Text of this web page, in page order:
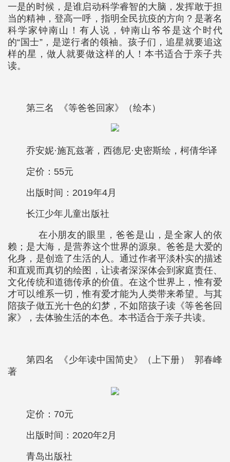
一是的时候，是谁启动科学睿智的大脑，发挥敢于担
当的精神，登高一呼，指明全民抗疫的方向？是著名
科学家钟南山！有人说，钟南山爷爷是这个时代
的“国士”，是逆行者的领袖。孩子们，追星就要追这
样的星，做人就要做这样的人！本书适合于亲子共
读。
第三名 《等爸爸回家》（绘本）
乔安妮·施瓦兹著，西德尼·史密斯绘，柯倩华译
定价：55元
出版时间：2019年4月
长江少年儿童出版社
在小朋友的眼里，爸爸是山，是全家人的依
赖；是大海，是营养这个世界的源泉。爸爸是大爱的
化身，是创造了生活的人。通过作者平淡朴实的描述
和直观而真切的绘图，让读者深深体会到家庭责任、
文化传统和道德传承的价值。在这个世界上，惟有爱
才可以维系一切，惟有爱才能为人类带来希望。与其
陪孩子做五光十色的幻梦，不如陪孩子读《等爸爸回
家》，去体验生活的本色。本书适合于亲子共读。
第四名 《少年读中国简史》（上下册） 郭春峰
著
定价：70元
出版时间：2020年2月
青岛出版社